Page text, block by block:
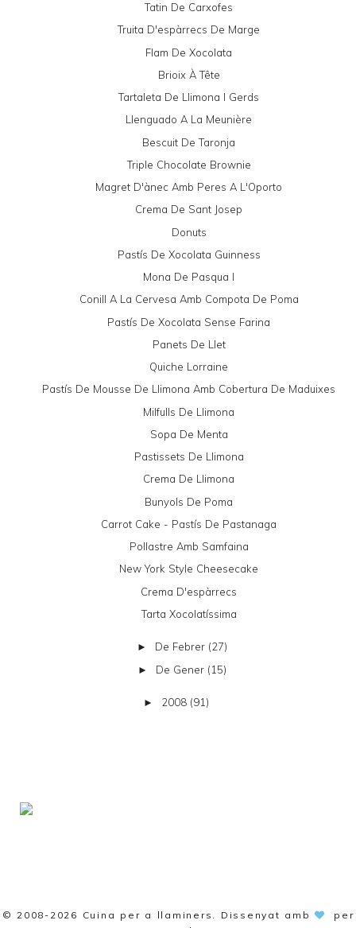
Tatin De Carxofes
Truita D'espàrrecs De Marge
Flam De Xocolata
Brioix À Tête
Tartaleta De Llimona I Gerds
Llenguado A La Meunière
Bescuit De Taronja
Triple Chocolate Brownie
Magret D'ànec Amb Peres A L'Oporto
Crema De Sant Josep
Donuts
Pastís De Xocolata Guinness
Mona De Pasqua I
Conill A La Cervesa Amb Compota De Poma
Pastís De Xocolata Sense Farina
Panets De Llet
Quiche Lorraine
Pastís De Mousse De Llimona Amb Cobertura De Maduixes
Milfulls De Llimona
Sopa De Menta
Pastissets De Llimona
Crema De Llimona
Bunyols De Poma
Carrot Cake - Pastís De Pastanaga
Pollastre Amb Samfaina
New York Style Cheesecake
Crema D'espàrrecs
Tarta Xocolatíssima
► De Febrer (27)
► De Gener (15)
► 2008 (91)
© 2008-2026 Cuina per a llaminers . Dissenyat amb
per